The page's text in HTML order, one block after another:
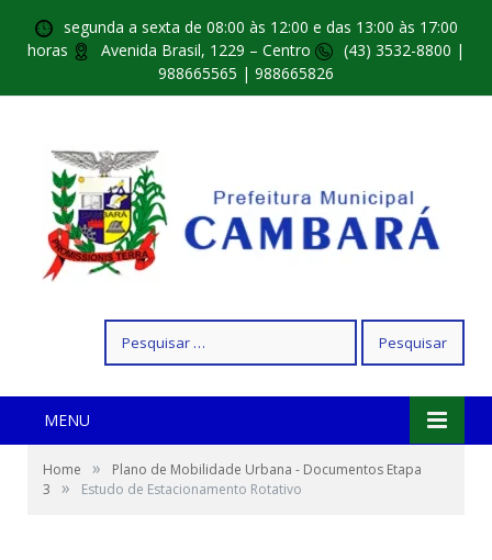
segunda a sexta de 08:00 às 12:00 e das 13:00 às 17:00
horas
Avenida Brasil, 1229 – Centro
(43) 3532-8800 |
988665565 | 988665826
por:
MENU
Home »
Plano de Mobilidade Urbana - Documentos Etapa
3
» Estudo de Estacionamento Rotativo